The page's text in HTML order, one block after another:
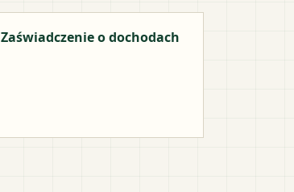
Zaświadczenie o dochodach